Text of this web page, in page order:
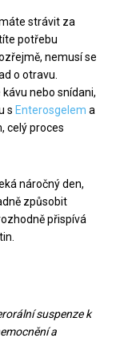
strávit za
potřebu
nemusí se
o otravu.
nebo snídani,
s Enterosgelem a
celý proces
náročný den,
způsobit
přispívá
suspenze k
a